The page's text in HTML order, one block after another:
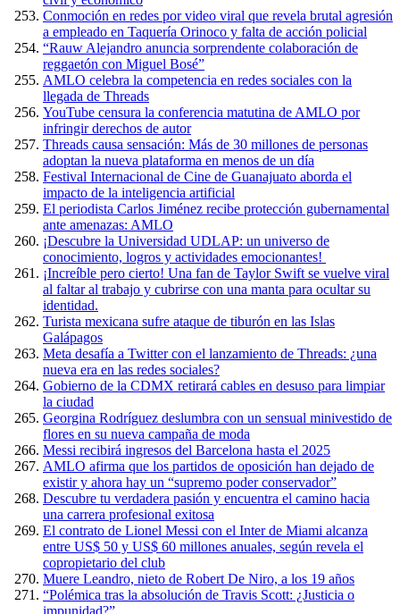
Conmoción en redes por video viral que revela brutal agresión
a empleado en Taquería Orinoco y falta de acción policial
“Rauw Alejandro anuncia sorprendente colaboración de
reggaetón con Miguel Bosé”
AMLO celebra la competencia en redes sociales con la
llegada de Threads
YouTube censura la conferencia matutina de AMLO por
infringir derechos de autor
Threads causa sensación: Más de 30 millones de personas
adoptan la nueva plataforma en menos de un día
Festival Internacional de Cine de Guanajuato aborda el
impacto de la inteligencia artificial
El periodista Carlos Jiménez recibe protección gubernamental
ante amenazas: AMLO
¡Descubre la Universidad UDLAP: un universo de
conocimiento, logros y actividades emocionantes!
¡Increíble pero cierto! Una fan de Taylor Swift se vuelve viral
al faltar al trabajo y cubrirse con una manta para ocultar su
identidad.
Turista mexicana sufre ataque de tiburón en las Islas
Galápagos
Meta desafía a Twitter con el lanzamiento de Threads: ¿una
nueva era en las redes sociales?
Gobierno de la CDMX retirará cables en desuso para limpiar
la ciudad
Georgina Rodríguez deslumbra con un sensual minivestido de
flores en su nueva campaña de moda
Messi recibirá ingresos del Barcelona hasta el 2025
AMLO afirma que los partidos de oposición han dejado de
existir y ahora hay un “supremo poder conservador”
Descubre tu verdadera pasión y encuentra el camino hacia
una carrera profesional exitosa
El contrato de Lionel Messi con el Inter de Miami alcanza
entre US$ 50 y US$ 60 millones anuales, según revela el
copropietario del club
Muere Leandro, nieto de Robert De Niro, a los 19 años
“Polémica tras la absolución de Travis Scott: ¿Justicia o
impunidad?”